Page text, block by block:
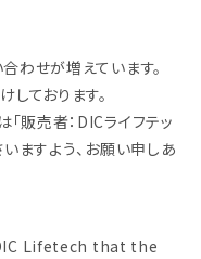
わせが増えています。
ております。
「販売者：DICライフテッ
ますよう、お願い申しあ
Lifetech that the